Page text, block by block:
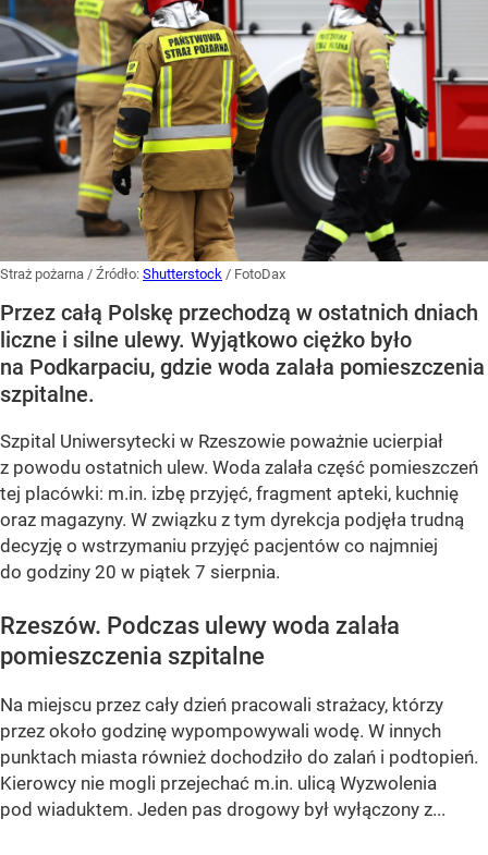
Straż pożarna / Źródło: Shutterstock / FotoDax
Przez całą Polskę przechodzą w ostatnich dniach
liczne i silne ulewy. Wyjątkowo ciężko było
na Podkarpaciu, gdzie woda zalała pomieszczenia
szpitalne.
Szpital Uniwersytecki w Rzeszowie poważnie ucierpiał
z powodu ostatnich ulew. Woda zalała część pomieszczeń
tej placówki: m.in. izbę przyjęć, fragment apteki, kuchnię
oraz magazyny. W związku z tym dyrekcja podjęła trudną
decyzję o wstrzymaniu przyjęć pacjentów co najmniej
do godziny 20 w piątek 7 sierpnia.
Rzeszów. Podczas ulewy woda zalała
pomieszczenia szpitalne
Na miejscu przez cały dzień pracowali strażacy, którzy
przez około godzinę wypompowywali wodę. W innych
punktach miasta również dochodziło do zalań i podtopień.
Kierowcy nie mogli przejechać m.in. ulicą Wyzwolenia
pod wiaduktem. Jeden pas drogowy był wyłączony z...